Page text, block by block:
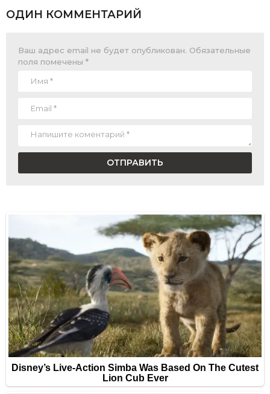
ОДИН КОММЕНТАРИЙ
Ваш адрес email не будет опубликован. Обязательные
поля помечены *